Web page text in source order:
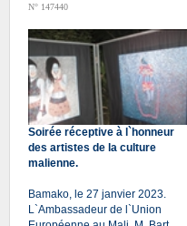
N° 147440
Soirée réceptive à l`honneur
des artistes de la culture
malienne.
Bamako, le 27 janvier 2023.
L`Ambassadeur de l`Union